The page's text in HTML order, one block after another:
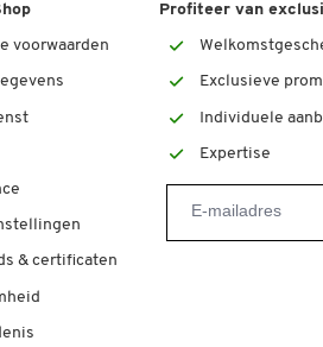
voorwaarden
& certificaten
Profiteer van
Exclusieve
Individuele
Expertise